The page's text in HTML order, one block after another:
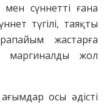
сүннетті ғана
түгілі, таяқты
жастарға
маргиналды жол
ағымдар осы әдісті